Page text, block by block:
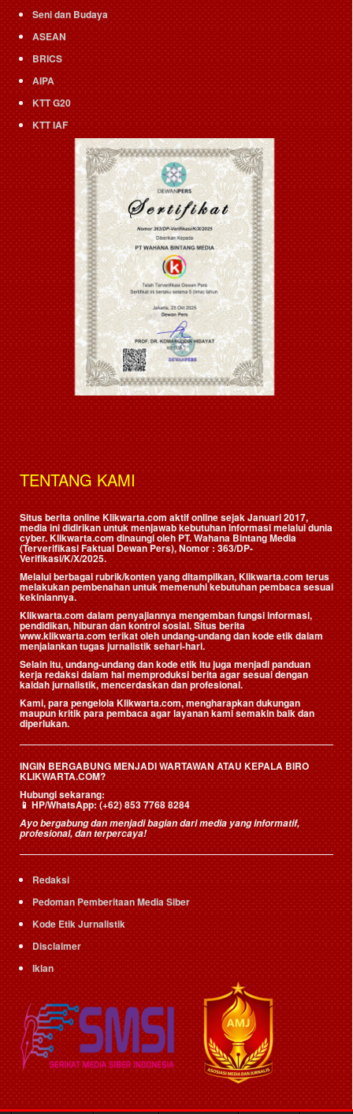
Seni dan Budaya
ASEAN
BRICS
AIPA
KTT G20
KTT IAF
TENTANG KAMI
Situs berita online Klikwarta.com aktif online sejak Januari 2017,
media ini didirikan untuk menjawab kebutuhan informasi melalui dunia
cyber. Klikwarta.com dinaungi oleh PT. Wahana Bintang Media
(Terverifikasi Faktual Dewan Pers), Nomor : 363/DP-
Verifikasi/K/X/2025.
Melalui berbagai rubrik/konten yang ditampilkan, Klikwarta.com terus
melakukan pembenahan untuk memenuhi kebutuhan pembaca sesuai
kekiniannya.
Klikwarta.com dalam penyajiannya mengemban fungsi informasi,
pendidikan, hiburan dan kontrol sosial. Situs berita
www.klikwarta.com terikat oleh undang-undang dan kode etik dalam
menjalankan tugas jurnalistik sehari-hari.
Selain itu, undang-undang dan kode etik itu juga menjadi panduan
kerja redaksi dalam hal memproduksi berita agar sesuai dengan
kaidah jurnalistik, mencerdaskan dan profesional.
Kami, para pengelola Klikwarta.com, mengharapkan dukungan
maupun kritik para pembaca agar layanan kami semakin baik dan
diperlukan.
INGIN BERGABUNG MENJADI WARTAWAN ATAU KEPALA BIRO
KLIKWARTA.COM?
Hubungi sekarang:
📱HP/WhatsApp:(+62) 853 7768 8284
Ayo bergabung dan menjadi bagian dari media yang informatif,
profesional, dan terpercaya!
Redaksi
Pedoman Pemberitaan Media Siber
Kode Etik Jurnalistik
Disclaimer
Iklan